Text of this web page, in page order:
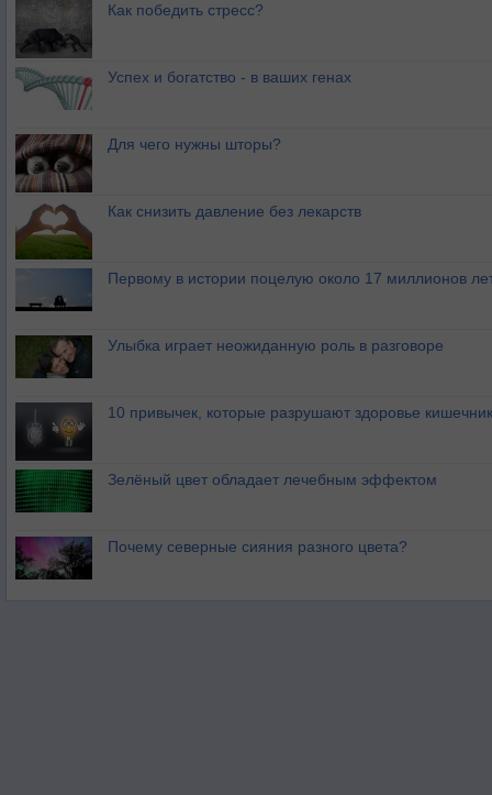
Как победить стресс?
Успех и богатство - в ваших генах
Для чего нужны шторы?
Как снизить давление без лекарств
Первому в истории поцелую около 17 миллионов
Улыбка играет неожиданную роль в разговоре
10 привычек, которые разрушают здоровье
Зелёный цвет обладает лечебным эффектом
Почему северные сияния разного цвета?